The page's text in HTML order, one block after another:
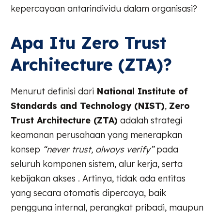
kepercayaan antarindividu dalam organisasi?
Apa Itu Zero Trust
Architecture (ZTA)?
Menurut definisi dari National Institute of
Standards and Technology (NIST), Zero
Trust Architecture (ZTA) adalah strategi
keamanan perusahaan yang menerapkan
konsep “never trust, always verify”pada
seluruh komponen sistem, alur kerja, serta
kebijakan akses . Artinya, tidak ada entitas
yang secara otomatis dipercaya, baik
pengguna internal, perangkat pribadi, maupun